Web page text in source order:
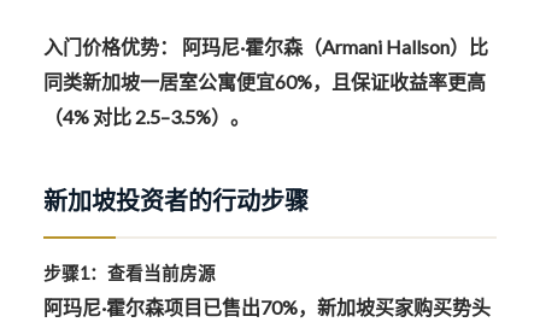
入门价格优势： 阿玛尼·霍尔森（Armani Hallson）
比
同类新加坡一居室公寓便宜60%，且保证收益率更高
（4% 对比 2.5–3.5%）。
新加坡投资者的行动步骤
步骤1：查看当前房源
阿玛尼·霍尔森项目已售出70%，新加坡买家购买势头